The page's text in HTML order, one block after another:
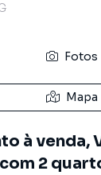
Fotos
Mapa
à venda,
2